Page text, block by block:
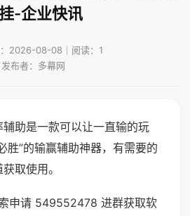
-企业快讯
2026-08-08｜阅读：1
发布者：多幕网
助是一款可以让一直输的玩
胜”的输赢辅助神器，有需要的
取使用。
申请 549552478 进群获取软